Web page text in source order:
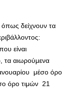
δείχνουν τα
είναι
τα αιωρούμενα
μέσο όρο
όρο τιμών 21